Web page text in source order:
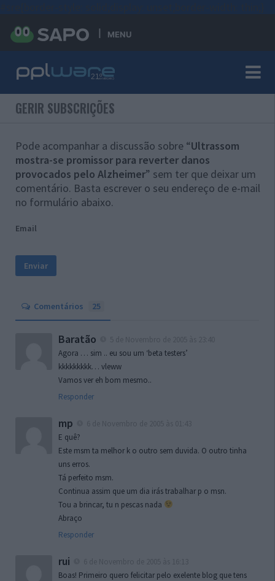
MENU
GERIR SUBSCRIÇÕES
Pode acompanhar a discussão sobre “Ultrassom
mostra-se promissor para reverter danos
provocados pelo Alzheimer” sem ter que deixar um
comentário. Basta escrever o seu endereço de e-mail
no formulário abaixo.
Email
Comentários 25
Baratão
Agora … sim .. eu sou um ‘beta testers’
kkkkkkkkk… vleww
Vamos ver eh bom mesmo..
Responder
mp
E quê?
Este msm ta melhor k o outro sem duvida. O outro tinha
uns erros.
Tá perfeito msm.
Continua assim que um dia irás trabalhar p o msn.
Tou a brincar, tu n pescas nada
Abraço
Responder
rui
Boas! Primeiro quero felicitar pelo exelente blog que tens